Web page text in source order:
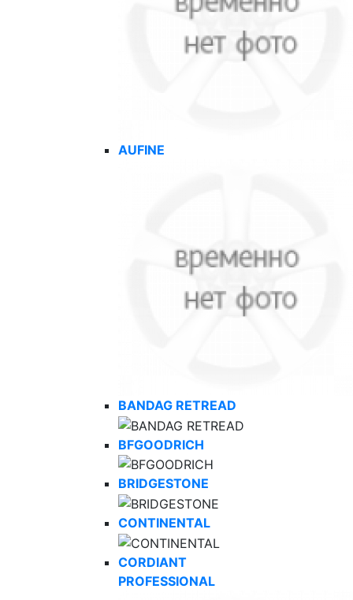
AUFINE
BANDAG RETREAD
BFGOODRICH
BRIDGESTONE
CONTINENTAL
CORDIANT
PROFESSIONAL